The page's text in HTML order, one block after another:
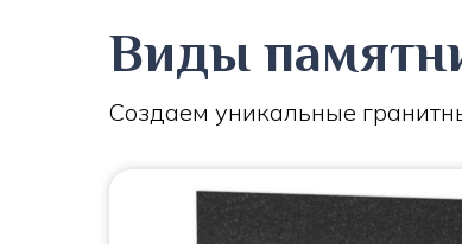
Виды
Создаем уникальные